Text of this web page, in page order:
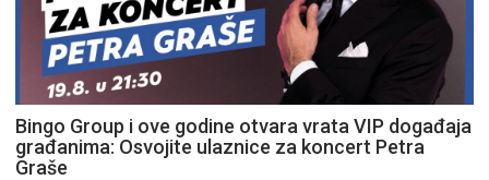
Bingo Group i ove godine otvara vrata VIP događaja
građanima: Osvojite ulaznice za koncert Petra
Graše